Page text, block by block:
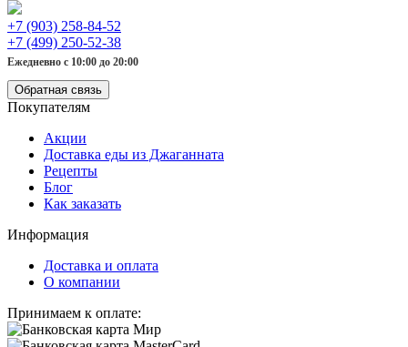
+7 (903) 258-84-52
+7 (499) 250-52-38
Ежедневно с 10:00 до 20:00
Обратная связь
Покупателям
Акции
Доставка еды из Джаганната
Рецепты
Блог
Как заказать
Информация
Доставка и оплата
О компании
Принимаем к оплате: